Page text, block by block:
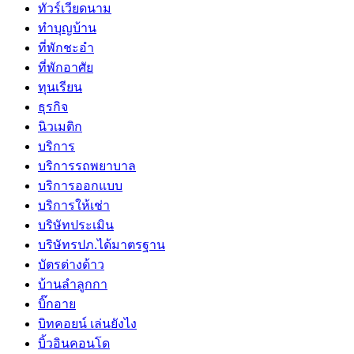
ทัวร์เวียดนาม
ทำบุญบ้าน
ที่พักชะอำ
ที่พักอาศัย
ทุนเรียน
ธุรกิจ
นิวเมติก
บริการ
บริการรถพยาบาล
บริการออกแบบ
บริการให้เช่า
บริษัทประเมิน
บริษัทรปภ.ได้มาตรฐาน
บัตรต่างด้าว
บ้านลำลูกกา
บิ๊กอาย
บิทคอยน์ เล่นยังไง
บิ้วอินคอนโด